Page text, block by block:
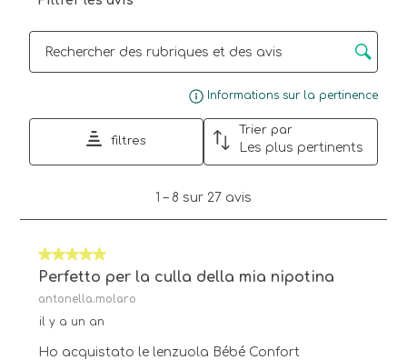
Zone de recherche de sujet et d'avis
Informations sur la pertinence
filtres
Trier par
Les plus pertinents
8
avis.
1 – 8 sur 27 avis
5 sur 5 étoiles.
Perfetto per la culla della mia nipotina
antonella.molaro
il y a un an
Ho acquistato le lenzuola Bébé Confort